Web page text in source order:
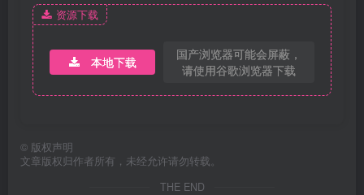
资源下载
本地下载
国产浏览器可能会屏蔽，
请使用谷歌浏览器下载
© 版权声明
文章版权归作者所有，未经允许请勿转载。
THE END